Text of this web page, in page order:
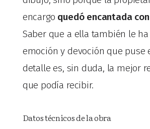
encargo quedó encantada
Saber que a ella también le
emoción y devoción que puse
detalle es, sin duda, la mejor
que podía recibir.
Datos técnicos de la obra